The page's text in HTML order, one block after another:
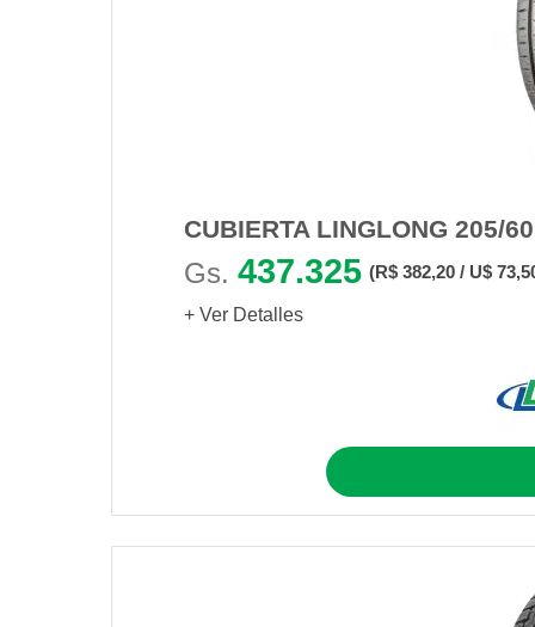
CUBIERTA LINGLONG 205/
Gs. 437.325 (R$ 382,20 / U$
+ Ver Detalles